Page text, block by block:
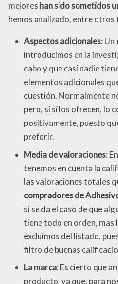
mejores han sido sometidos
hemos analizado, entre
Aspectos adicionales: Un
introducimos en la
cabo y que casi nadie
elementos adicionales
cuestión. Normalmente
pero, si sí los ofrecen, lo
positivamente, puesto
preferir.
Media de valoraciones:
tenemos en cuenta la
las valoraciones totales
compradores de
si se da el caso de que
tiene todo en orden, mas
excluimos del listado,
filtro de buenas
La marca: Es cierto que
producto, ya que, para